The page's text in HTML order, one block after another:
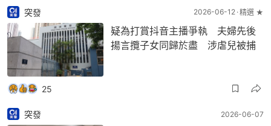
突發 2026-06-12 精選 ★
疑為打賞抖音主播爭執 夫婦先後
揚言攬子女同歸於盡 涉虐兒被捕
25
突發 2026-06-07